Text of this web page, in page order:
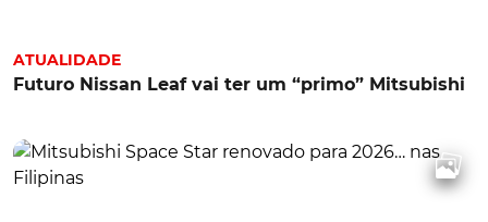
ATUALIDADE
Futuro Nissan Leaf vai ter um “primo” Mitsubishi